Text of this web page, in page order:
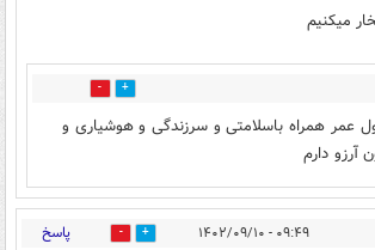
میکنیم
72
عمر همراه باسلامتی و سرزندگی و هوشیاری و
آرزو دارم
۰۹:۴۹ - ۱۴۰۲/۰۹/۱۰ 92 پاسخ